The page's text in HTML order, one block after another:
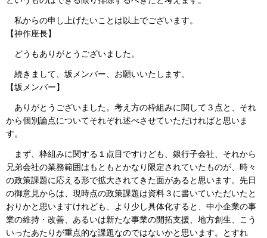
私からの申し上げたいことは以上でございます。
【神作座長】
どうもありがとうございました。
続きまして、坂メンバー、お願いいたします。
【坂メンバー】
ありがとうございました。考え方の枠組みに関して３点と、それ
から個別論点についてそれぞれ述べさせていただければと思いま
す。
まず、枠組みに関する１点目ですけども、銀行子会社、それから
兄弟会社の業務範囲はもともとかなり限定されていたものが、時々
の政策課題に応える形で拡大されてきた面があると思います。先日
の御意見からは、現時点の政策課題は資料３に書いていただいたと
おりかと思いますけれども、より少し具体化すると、中小企業の事
業の維持・改善、あるいは新たな事業の開拓支援、地方創生、こう
いったあたりが重点的な課題なのではないかと思います。とすれ